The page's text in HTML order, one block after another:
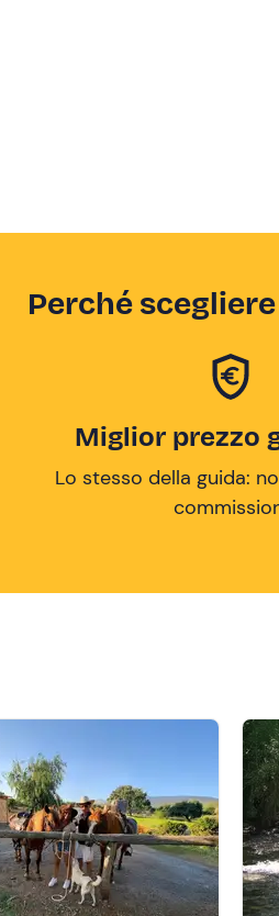
Perché
Miglior prezzo
Lo stesso della guida: